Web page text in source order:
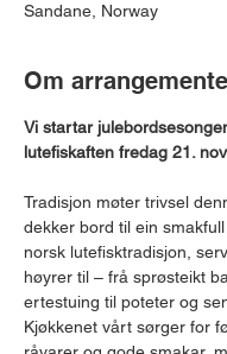
Sandane, Norway
Om
Vi startar
lutefiskaften fredag 21.
Tradisjon møter trivsel
dekker bord til ein
norsk lutefisktradisjon,
høyrer til – frå sprøsteikt
ertestuing til poteter og
Kjøkkenet vårt sørger for